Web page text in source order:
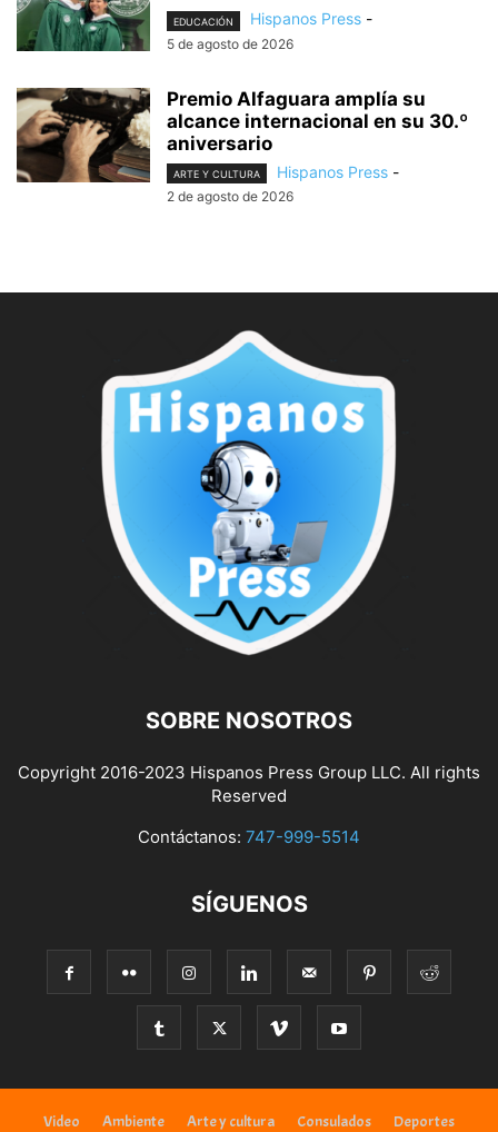
EDUCACIÓN Hispanos Press -
5 de agosto de 2026
Premio Alfaguara amplía su
alcance internacional en su 30.º
aniversario
ARTE Y CULTURA Hispanos Press -
2 de agosto de 2026
SOBRE NOSOTROS
Copyright 2016-2023 Hispanos Press Group LLC. All rights
Reserved
Contáctanos: 747-999-5514
SÍGUENOS
Video Ambiente Arte y cultura Consulados Deportes